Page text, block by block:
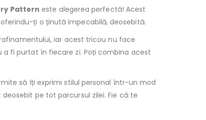
Pattern este alegerea perfectă! Acest
ți o ținută impecabilă, deosebită.
iar acest tricou nu face
fi purtat în fiecare zi. Poți combina acest
să îți exprimi stilul personal într-un mod
pe tot parcursul zilei. Fie că te